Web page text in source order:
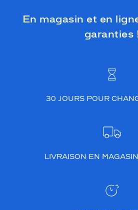
En magasin et en
garanties
30 JOURS POUR
LIVRAISON EN